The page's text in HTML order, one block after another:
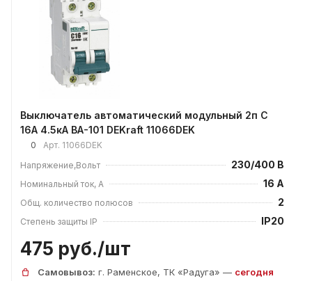
Выключатель автоматический модульный 2п C
16А 4.5кА ВА-101 DEKraft 11066DEK
0 Арт. 11066DEK
Напряжение,Вольт
230/400 В
Номинальный ток, А 16 А
Общ. количество полюсов 2
Степень защиты IP IP20
475 руб./шт
Самовывоз: г. Раменское, ТК «Радуга» — сегодня